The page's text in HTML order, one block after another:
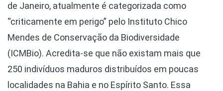
de Janeiro, atualmente é categorizada como
“criticamente em perigo” pelo Instituto Chico
Mendes de Conservação da Biodiversidade
(ICMBio). Acredita-se que não existam mais que
250 indivíduos maduros distribuídos em poucas
localidades na Bahia e no Espírito Santo. Essa